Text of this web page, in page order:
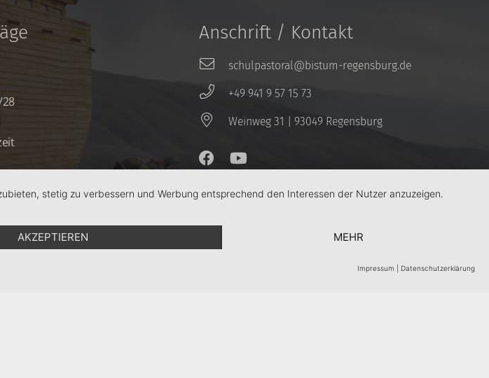
Anschrift / Kontakt
schulpastoral@bistum-regensburg.de
+49 941 9 57 15 73
Weinweg 31 | 93049 Regensburg
Impressum
stetig zu verbessern und Werbung entsprechend den Interessen der Nutzer anzuzeigen.
AKZEPTIEREN MEHR
Impressum Datenschutzerklärung